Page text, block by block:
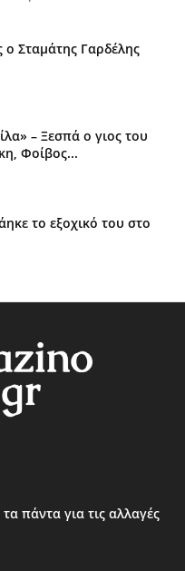
ο Σταμάτης Γαρδέλης
– Ξεσπά ο γιος του
Φοίβος...
το εξοχικό του στο
πάντα για τις αλλαγές